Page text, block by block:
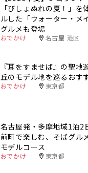
「びしょぬれの夏！」を
ルした「ウォーター・メ
グルメも登場
おでかけ 名古屋 港区
『耳をすませば』の聖地
丘のモデル地を巡るおす
おでかけ 東京都
名古屋発・多摩地域1泊2
前町で楽しむ、そばグル
モデルコース
おでかけ 東京都